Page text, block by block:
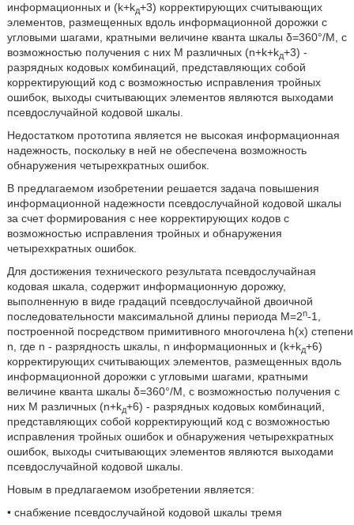
информационных и (k+kд+3) корректирующих считывающих
элементов, размещенных вдоль информационной дорожки с
угловыми шагами, кратными величине кванта шкалы δ=360°/М, с
возможностью получения с них М различных (n+k+kд+3) -
разрядных кодовых комбинаций, представляющих собой
корректирующий код с возможностью исправления тройных
ошибок, выходы считывающих элементов являются выходами
псевдослучайной кодовой шкалы.
Недостатком прототипа является не высокая информационная
надежность, поскольку в ней не обеспечена возможность
обнаружения четырехкратных ошибок.
В предлагаемом изобретении решается задача повышения
информационной надежности псевдослучайной кодовой шкалы
за счет формирования с нее корректирующих кодов с
возможностью исправления тройных и обнаружения
четырехкратных ошибок.
Для достижения технического результата псевдослучайная
кодовая шкала, содержит информационную дорожку,
выполненную в виде градаций псевдослучайной двоичной
последовательности максимальной длины периода М=2n-1,
построенной посредством примитивного многочлена h(x) степени
n, где n - разрядность шкалы, n информационных и (k+kд+6)
корректирующих считывающих элементов, размещенных вдоль
информационной дорожки с угловыми шагами, кратными
величине кванта шкалы δ=360°/М, с возможностью получения с
них М различных (n+kд+6) - разрядных кодовых комбинаций,
представляющих собой корректирующий код с возможностью
исправления тройных ошибок и обнаружения четырехкратных
ошибок, выходы считывающих элементов являются выходами
псевдослучайной кодовой шкалы.
Новым в предлагаемом изобретении является:
• снабжение псевдослучайной кодовой шкалы тремя